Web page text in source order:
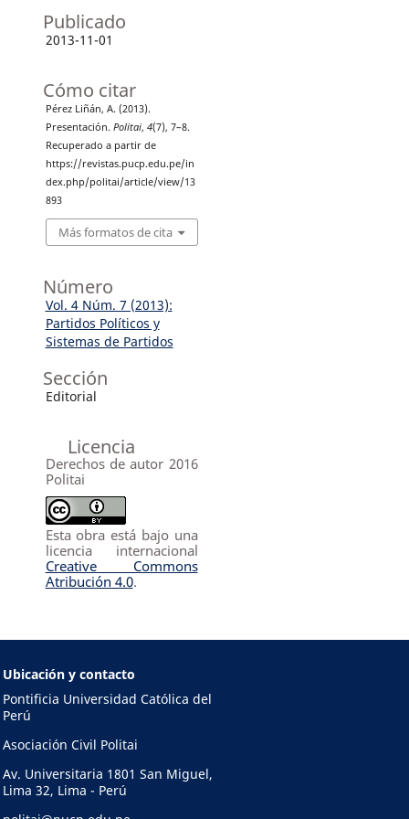
Publicado
2013-11-01
Cómo citar
Pérez Liñán, A. (2013).
Presentación. Politai, 4(7), 7–8.
Recuperado a partir de
https://revistas.pucp.edu.pe/in
dex.php/politai/article/view/13
893
Más formatos de cita
Número
Vol. 4 Núm. 7 (2013):
Partidos Políticos y
Sistemas de Partidos
Sección
Editorial
Licencia
Derechos de autor 2016
Politai
Esta obra está bajo una
licencia internacional
Creative Commons
Atribución 4.0.
Ubicación y contacto
Pontificia Universidad Católica del
Perú
Asociación Civil Politai
Av. Universitaria 1801 San Miguel,
Lima 32, Lima - Perú